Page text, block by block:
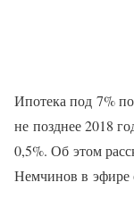
Ипотека под 7%
не позднее 2018
0,5%. Об этом
Немчинов в эфире